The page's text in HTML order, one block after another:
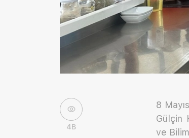
4B
8
Gülçin
ve